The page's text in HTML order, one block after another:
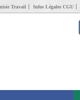
Travail Infos Légales CGU